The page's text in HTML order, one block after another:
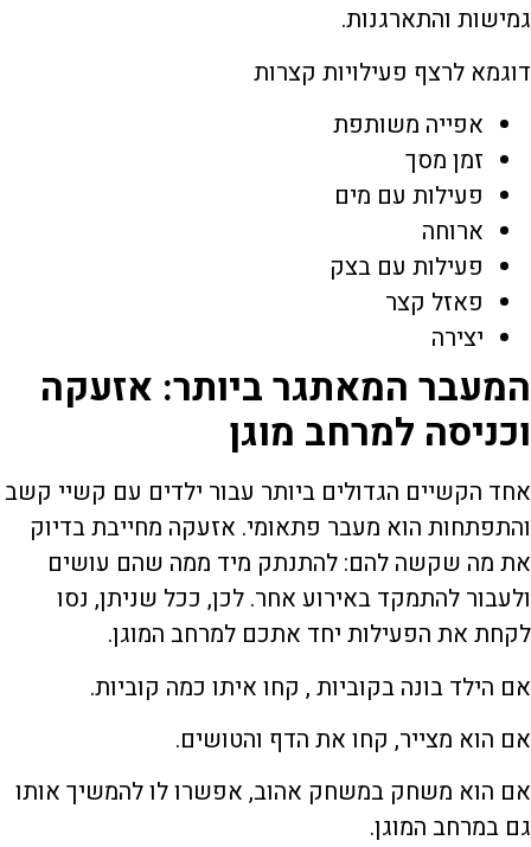
גמישות והתארגנות.
דוגמא לרצף פעילויות קצרות
אפייה משותפת
זמן מסך
פעילות עם מים
ארוחה
פעילות עם בצק
פאזל קצר
יצירה
המעבר המאתגר ביותר: אזעקה
וכניסה למרחב מוגן
אחד הקשיים הגדולים ביותר עבור ילדים עם קשיי קשב
והתפתחות הוא מעבר פתאומי. אזעקה מחייבת בדיוק
את מה שקשה להם: להתנתק מיד ממה שהם עושים
ולעבור להתמקד באירוע אחר. לכן, ככל שניתן, נסו
לקחת את הפעילות יחד אתכם למרחב המוגן.
אם הילד בונה בקוביות , קחו איתו כמה קוביות.
אם הוא מצייר, קחו את הדף והטושים.
אם הוא משחק במשחק אהוב, אפשרו לו להמשיך אותו
גם במרחב המוגן.